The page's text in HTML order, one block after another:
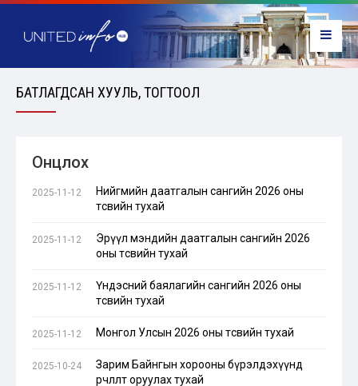
БАТЛАГДСАН ХУУЛЬ, ТОГТООЛ
Онцлох
2025-11-12
Нийгмийн даатгалын сангийн 2026 оны
төсвийн тухай
2025-11-12
Эрүүл мэндийн даатгалын сангийн 2026
оны төсвийн тухай
2025-11-12
Үндэсний баялагийн сангийн 2026 оны
төсвийн тухай
2025-11-12 Монгол Улсын 2026 оны төсвийн тухай
2025-10-24
Зарим Байнгын хорооны бүрэлдэхүүнд
өөрчлөлт оруулах тухай